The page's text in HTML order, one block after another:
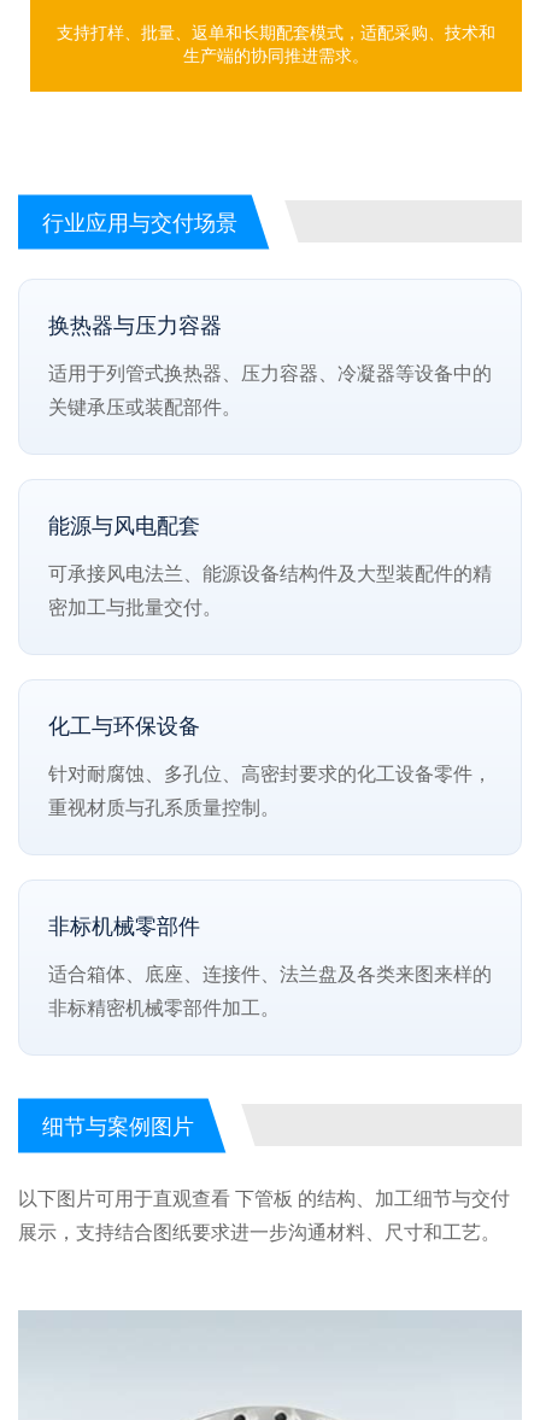
支持打样、批量、返单和长期配套模式，适配采购、技术和
生产端的协同推进需求。
行业应用与交付场景
换热器与压力容器
适用于列管式换热器、压力容器、冷凝器等设备中的
关键承压或装配部件。
能源与风电配套
可承接风电法兰、能源设备结构件及大型装配件的精
密加工与批量交付。
化工与环保设备
针对耐腐蚀、多孔位、高密封要求的化工设备零件，
重视材质与孔系质量控制。
非标机械零部件
适合箱体、底座、连接件、法兰盘及各类来图来样的
非标精密机械零部件加工。
细节与案例图片
以下图片可用于直观查看 下管板 的结构、加工细节与交付
展示，支持结合图纸要求进一步沟通材料、尺寸和工艺。